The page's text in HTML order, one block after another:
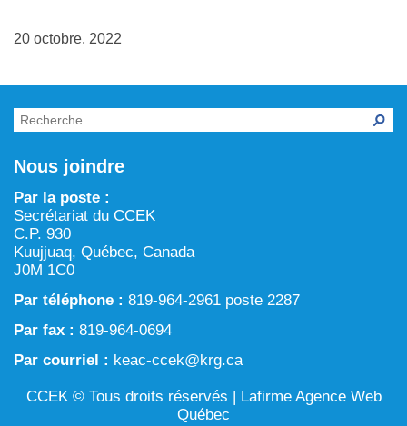
ARTIN : Aménagement du territoire/région marine et
Eau
Aménagement et gestion du territoire
Conservation et biodiversité
20 octobre, 2022
Nous joindre
Par la poste :
Secrétariat du CCEK
C.P. 930
Kuujjuaq, Québec, Canada
J0M 1C0
Par téléphone : 819-964-2961 poste 2287
Par fax : 819-964-0694
Par courriel : keac-ccek@krg.ca
CCEK © Tous droits réservés | Lafirme Agence Web
Québec